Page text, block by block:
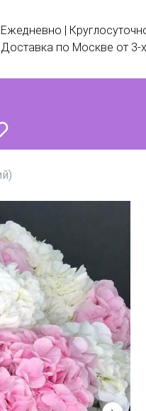
Ежедневно |
Доставка по Москве от 3-